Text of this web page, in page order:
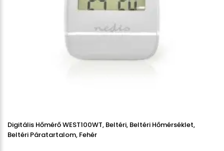
Digitális Hőmérő WEST100WT, Beltéri, Beltéri Hőmérséklet,
Beltéri Páratartalom, Fehér